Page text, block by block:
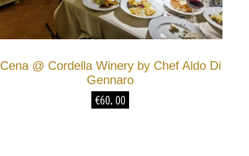
Cena @ Cordella Winery by Chef Aldo Di
Gennaro
€60.00